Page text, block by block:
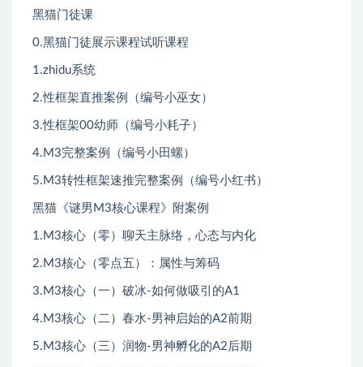
黑猫门徒课
0.黑猫门徒展示课程试听课程
1.zhidu系统
2.性框架直推案例（编号小巫女）
3.性框架00幼师（编号小耗子）
4.M3完整案例（编号小田螺）
5.M3转性框架速推完整案例（编号小红书）
黑猫《谜男M3核心课程》附案例
1.M3核心（零）聊天主脉络，心态与内化
2.M3核心（零点五）：属性与筹码
3.M3核心（一）破冰-如何做吸引的A1
4.M3核心（二）春水-男神启始的A2前期
5.M3核心（三）润物-男神孵化的A2后期